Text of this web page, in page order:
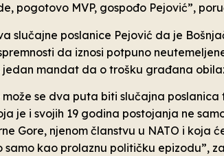
pogotovo MVP, gospođo Pejović”,
slučajne poslanice Pejović da je
da iznosi potpuno
jedan mandat da o trošku građana
se dva puta biti slučajna
je i svojih 19 godina postojanja ne
Gore, njenom članstvu u NATO i koja
samo kao prolaznu političku epizodu”,